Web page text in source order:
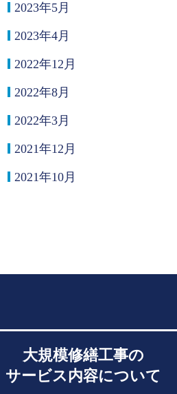
2023年5月
2023年4月
2022年12月
2022年8月
2022年3月
2021年12月
2021年10月
大規模修繕工事の
サービス内容について